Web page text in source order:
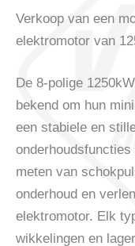
Verkoop van een
elektromotor van
De 8-polige
bekend om hun
een stabiele en
meten van
onderhoud en
elektromotor. Elk
wikkelingen en